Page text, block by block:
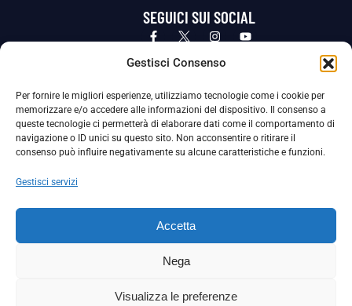
Gestisci Consenso
Per fornire le migliori esperienze, utilizziamo tecnologie come i cookie per
memorizzare e/o accedere alle informazioni del dispositivo. Il consenso a
queste tecnologie ci permetterà di elaborare dati come il comportamento di
navigazione o ID unici su questo sito. Non acconsentire o ritirare il
consenso può influire negativamente su alcune caratteristiche e funzioni.
Gestisci servizi
Accetta
Nega
Visualizza le preferenze
SEGUICI SUI SOCIAL
Privacy Policy Cookie Policy
La Società ha nominato il Responsabile della Protezione dei Dati Personali (DPO), figura specializzata che vigila sulle modalità
adottate dalla nostra Società per tutelare i Suoi dati personali.
Per contattare il DPO può scrivere a
La Società ha inoltre adottato un proprio Codice Etico, consultabile al seguente link:
Scarica il Codice Etico